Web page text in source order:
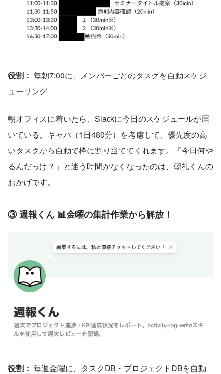
役割： 毎朝7:00に、メンバーごとのタスクを自動スケジ
ューリング
朝オフィスに着いたら、Slackに今日のスケジュールが届
いている。キャパ（1日480分）を考慮して、優先度の高
いタスクから自動で枠に割り当ててくれます。「今日何や
るんだっけ？」と迷う時間がなくなったのは、朝礼くんの
おかげです。
③ 週報くん 📊金曜の集計作業から解放！
役割： 毎週金曜に、タスクDB・プロジェクトDBを自動